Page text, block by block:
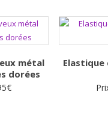
métal
dorées
€
Elastique